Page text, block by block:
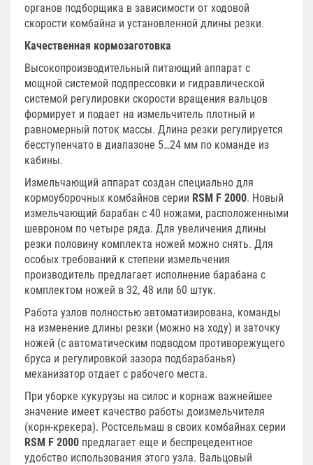
органов подборщика в зависимости от ходовой
скорости комбайна и установленной длины резки.
Качественная кормозаготовка
Высокопроизводительный питающий аппарат с
мощной системой подпрессовки и гидравлической
системой регулировки скорости вращения вальцов
формирует и подает на измельчитель плотный и
равномерный поток массы. Длина резки регулируется
бесступенчато в диапазоне 5…24 мм по команде из
кабины.
Измельчающий аппарат создан специально для
кормоуборочных комбайнов серии RSM F 2000. Новый
измельчающий барабан с 40 ножами, расположенными
шевроном по четыре ряда. Для увеличения длины
резки половину комплекта ножей можно снять. Для
особых требований к степени измельчения
производитель предлагает исполнение барабана с
комплектом ножей в 32, 48 или 60 штук.
Работа узлов полностью автоматизирована, команды
на изменение длины резки (можно на ходу) и заточку
ножей (с автоматическим подводом противорежущего
бруса и регулировкой зазора подбарабанья)
механизатор отдает с рабочего места.
При уборке кукурузы на силос и корнаж важнейшее
значение имеет качество работы доизмельчителя
(корн-крекера). Ростсельмаш в своих комбайнах серии
RSM F 2000 предлагает еще и беспрецедентное
удобство использования этого узла. Вальцовый